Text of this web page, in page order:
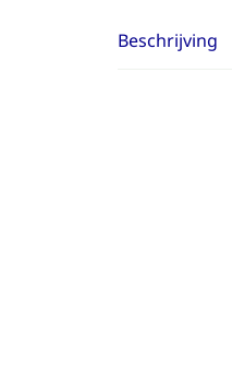
Beschrijving